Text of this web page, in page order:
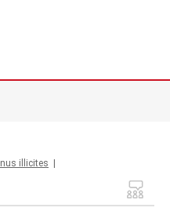
illicites |